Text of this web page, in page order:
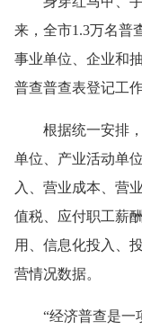
来，全市1.3万名普
事业单位、企业和
普查普查表登记工作
根据统一安排，
单位、产业活动单
入、营业成本、营
值税、应付职工薪
用、信息化投入、
营情况数据。
“经济普查是一项